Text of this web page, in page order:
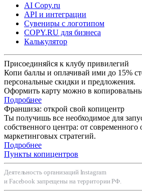
AI Copy.ru
API и интеграции
Сувениры с логотипом
COPY.RU для бизнеса
Калькулятор
Присоединяйся к клубу привилегий
Копи баллы и оплачивай ими до 15%
персональные скидки и предложения.
Оформить карту можно в
Подробнее
Франшиза: открой свой копицентр
Ты получишь все необходимое для
собственного центра: от современного
маркетинговых стратегий.
Подробнее
Пункты копицентров
Деятельность организаций Instagram
и Facebook запрещены на территории РФ.